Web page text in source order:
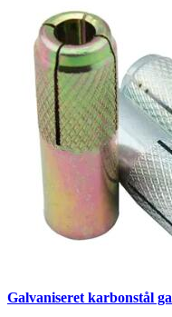
Galvaniseret karbonstål